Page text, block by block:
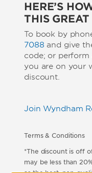
HERE’S
THIS GREAT
To book by
7088 and give
code; or perform
you are on your
discount.
Join Wyndham
Terms & Conditions
*The discount is off
may be less than